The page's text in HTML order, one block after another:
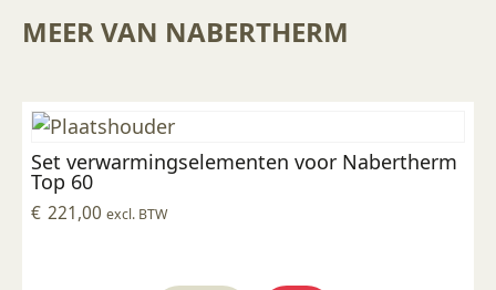
MEER VAN NABERTHERM
Set verwarmingselementen voor Nabertherm
Top 60
€ 221,00 excl. BTW